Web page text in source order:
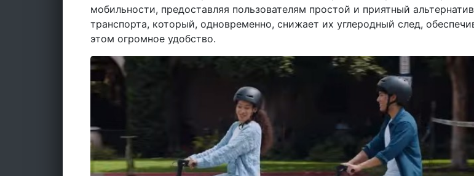
мобильности, предоставляя пользователям простой и приятный
транспорта, который, одновременно, снижает их углеродный след,
этом огромное удобство.